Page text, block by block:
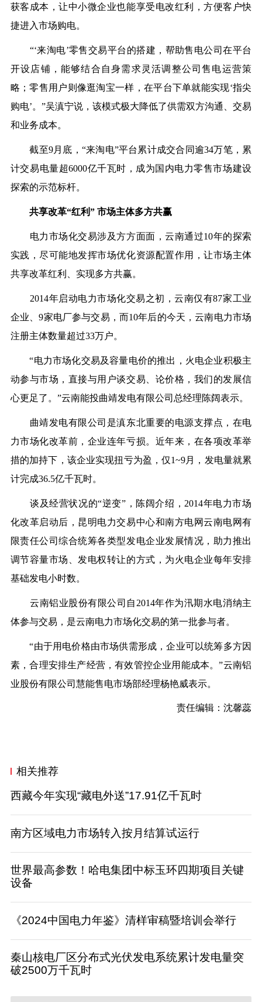
获客成本，让中小微企业也能享受电改红利，方便客户快
捷进入市场购电。
“‘来淘电’零售交易平台的搭建，帮助售电公司在平台
开设店铺，能够结合自身需求灵活调整公司售电运营策
略；零售用户则像逛淘宝一样，在平台下单就能实现‘指尖
购电’。”吴滇宁说，该模式极大降低了供需双方沟通、交易
和业务成本。
截至9月底，“来淘电”平台累计成交合同逾34万笔，累
计交易电量超6000亿千瓦时，成为国内电力零售市场建设
探索的示范标杆。
共享改革“红利” 市场主体多方共赢
电力市场化交易涉及方方面面，云南通过10年的探索
实践，尽可能地发挥市场优化资源配置作用，让市场主体
共享改革红利、实现多方共赢。
2014年启动电力市场化交易之初，云南仅有87家工业
企业、9家电厂参与交易，而10年后的今天，云南电力市场
注册主体数量超过33万户。
“电力市场化交易及容量电价的推出，火电企业积极主
动参与市场，直接与用户谈交易、论价格，我们的发展信
心更足了。”云南能投曲靖发电有限公司总经理陈阔表示。
曲靖发电有限公司是滇东北重要的电源支撑点，在电
力市场化改革前，企业连年亏损。近年来，在各项改革举
措的加持下，该企业实现扭亏为盈，仅1~9月，发电量就累
计完成36.5亿千瓦时。
谈及经营状况的“逆变”，陈阔介绍，2014年电力市场
化改革启动后，昆明电力交易中心和南方电网云南电网有
限责任公司综合统筹各类型发电企业发展情况，助力推出
调节容量市场、发电权转让的方式，为火电企业每年安排
基础发电小时数。
云南铝业股份有限公司自2014年作为汛期水电消纳主
体参与交易，是云南电力市场化交易的第一批参与者。
“由于用电价格由市场供需形成，企业可以统筹多方因
素，合理安排生产经营，有效管控企业用能成本。”云南铝
业股份有限公司慧能售电市场部经理杨艳威表示。
责任编辑：沈馨蕊
相关推荐
西藏今年实现“藏电外送”17.91亿千瓦时
南方区域电力市场转入按月结算试运行
世界最高参数！哈电集团中标玉环四期项目关键
设备
《2024中国电力年鉴》清样审稿暨培训会举行
秦山核电厂区分布式光伏发电系统累计发电量突
破2500万千瓦时